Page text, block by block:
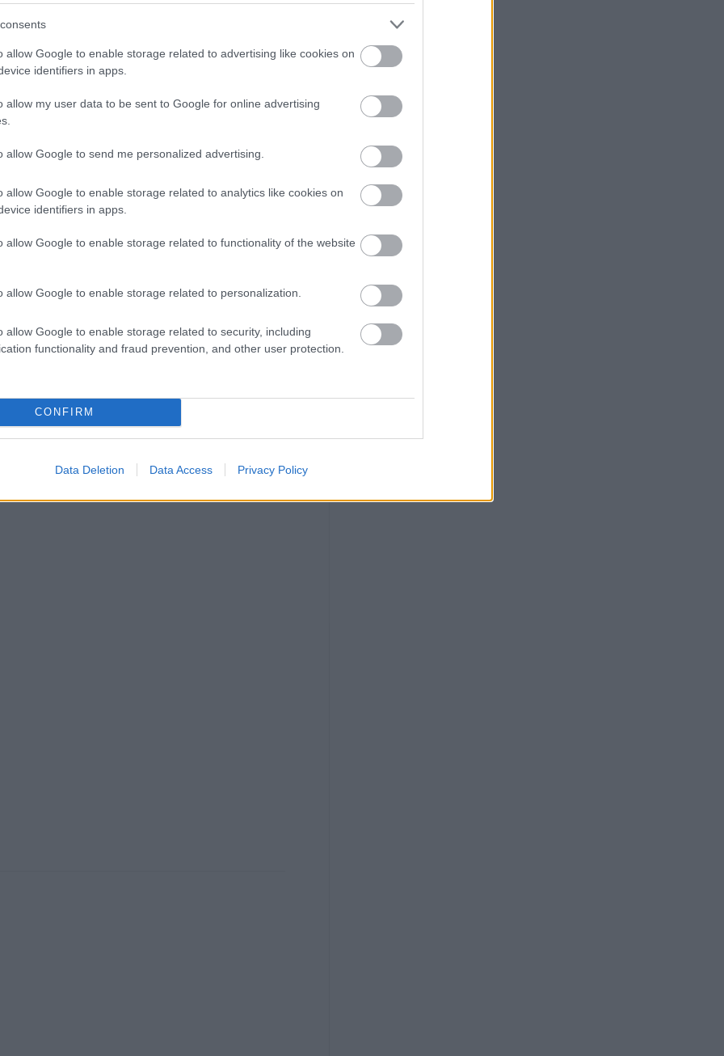
allow Google to enable storage related to advertising like cookies on
identifiers in apps.
allow my user data to be sent to Google for online advertising
allow Google to send me personalized advertising.
allow Google to enable storage related to analytics like cookies on
identifiers in apps.
allow Google to enable storage related to functionality of the website
allow Google to enable storage related to personalization.
allow Google to enable storage related to security, including
functionality and fraud prevention, and other user protection.
CONFIRM
Data Deletion Data Access Privacy Policy
Ντίνγκο
1992
Θρίλερ, Δράμα
αυτή την εβδομάδα